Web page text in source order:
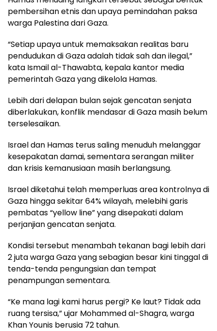
pembersihan etnis dan upaya pemindahan paksa
warga Palestina dari Gaza.
“Setiap upaya untuk memaksakan realitas baru
pendudukan di Gaza adalah tidak sah dan ilegal,”
kata Ismail al-Thawabta, kepala kantor media
pemerintah Gaza yang dikelola Hamas.
Lebih dari delapan bulan sejak gencatan senjata
diberlakukan, konflik mendasar di Gaza masih belum
terselesaikan.
Israel dan Hamas terus saling menuduh melanggar
kesepakatan damai, sementara serangan militer
dan krisis kemanusiaan masih berlangsung.
Israel diketahui telah memperluas area kontrolnya di
Gaza hingga sekitar 64% wilayah, melebihi garis
pembatas “yellow line” yang disepakati dalam
perjanjian gencatan senjata.
Kondisi tersebut menambah tekanan bagi lebih dari
2 juta warga Gaza yang sebagian besar kini tinggal di
tenda-tenda pengungsian dan tempat
penampungan sementara.
“Ke mana lagi kami harus pergi? Ke laut? Tidak ada
ruang tersisa,” ujar Mohammed al-Shagra, warga
Khan Younis berusia 72 tahun.